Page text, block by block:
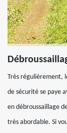
Très régulièrement,
de sécurité se paye
en débroussaillage
très abordable. Si